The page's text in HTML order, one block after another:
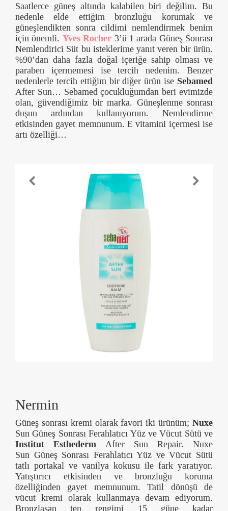
Saatlerce güneş altında kalabilen biri değilim. Bu
nedenle elde ettiğim bronzluğu korumak ve
güneşlendikten sonra cildimi nemlendirmek benim
için önemli. Yves Rocher 3’ü 1 arada Güneş Sonrası
Nemlendirici Süt bu isteklerime yanıt veren bir ürün.
%90’dan daha fazla doğal içeriğe sahip olması ve
paraben içermemesi ise tercih nedenim. Benzer
nedenlerle tercih ettiğim bir diğer ürün ise Sebamed
After Sun… Sebamed çocukluğumdan beri evimizde
olan, güvendiğimiz bir marka. Güneşlenme sonrası
duşun ardından kullanıyorum. Nemlendirme
etkisinden gayet memnunum. E vitamini içermesi ise
artı özelliği…
Nermin
Güneş sonrası kremi olarak favori iki ürünüm; Nuxe
Sun Güneş Sonrası Ferahlatıcı Yüz ve Vücut Sütü ve
Institut Esthederm After Sun Repair. Nuxe
Sun Güneş Sonrası Ferahlatıcı Yüz ve Vücut Sütü
tatlı portakal ve vanilya kokusu ile fark yaratıyor.
Yatıştırıcı etkisinden ve bronzluğu koruma
özelliğinden gayet memnunum. Tatil dönüşü de
vücut kremi olarak kullanmaya devam ediyorum.
Bronzlaşan ten rengimi 15 güne kadar